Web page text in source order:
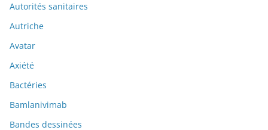
Autorités sanitaires
Autriche
Avatar
Axiété
Bactéries
Bamlanivimab
Bandes dessinées